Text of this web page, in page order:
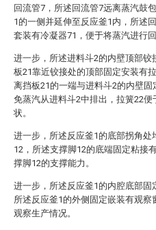
回流管7，所述回流管7远离蒸汽鼓
1的一侧并延伸至反应釜1内，所述
套装有冷凝器71，便于将蒸汽进行回
进一步，所述进料斗2的内壁顶部铰
板21靠近铰接处的顶部固定安装有
离挡板21的一端与进料斗2的内壁固
免蒸汽从进料斗2中排出，拉簧22便
状。
进一步，所述反应釜1的底部拐角处
12，所述支撑脚12的底端固定粘接
撑脚12的支撑能力。
进一步，所述反应釜1的内腔底部固
所述反应釜1的外侧固定嵌装有观察
观察生产情况。